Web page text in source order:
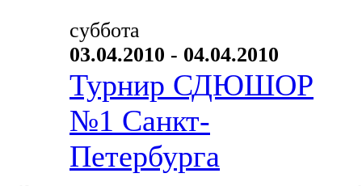
суббота
03.04.2010 - 04.04.2010
Турнир СДЮШОР
№1 Санкт-
Петербурга